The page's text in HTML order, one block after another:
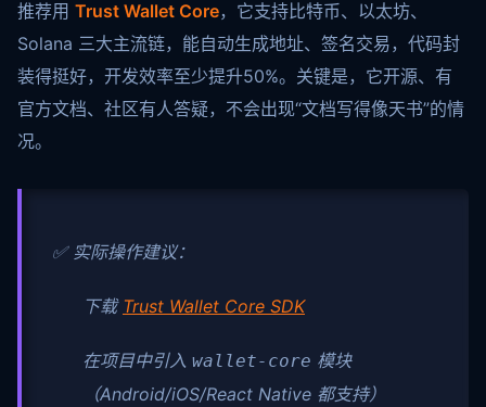
推荐用 Trust Wallet Core，它支持比特币、以太坊、
Solana 三大主流链，能自动生成地址、签名交易，代码封
装得挺好，开发效率至少提升50%。关键是，它开源、有
官方文档、社区有人答疑，不会出现“文档写得像天书”的情
况。
✅ 实际操作建议：
下载 Trust Wallet Core SDK
在项目中引入 wallet-core 模块
（Android/iOS/React Native 都支持）